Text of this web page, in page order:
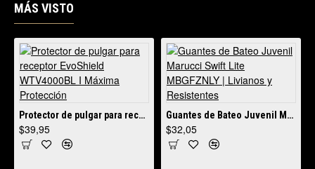
MÁS VISTO
Protector de pulgar para receptor EvoShield WTV4000BL I Máxima Protección
$39,95
Guantes de Bateo Juvenil Marucci Swift Lite MBGFZNLY | Livianos y Resistentes
$32,05